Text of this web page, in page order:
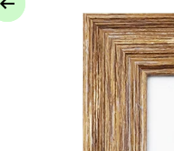
Treci la